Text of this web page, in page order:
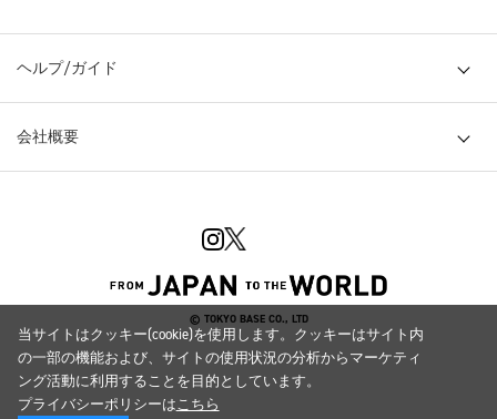
ヘルプ/ガイド
会社概要
© TOKYO BASE CO., LTD
当サイトはクッキー(cookie)を使用します。クッキーはサイト内
の一部の機能および、サイトの使用状況の分析からマーケティ
ング活動に利用することを目的としています。
プライバシーポリシーはこちら